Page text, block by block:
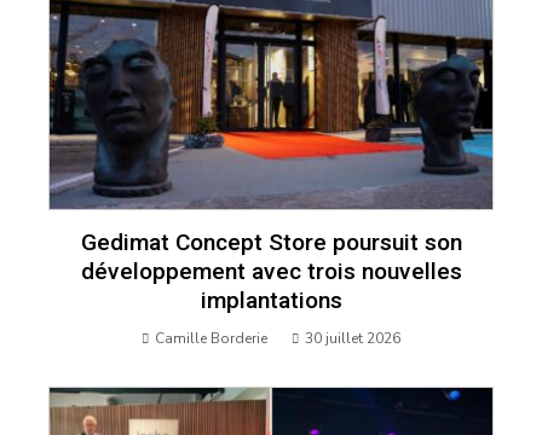
Gedimat Concept Store poursuit son
développement avec trois nouvelles
implantations
Camille Borderie 30 juillet 2026